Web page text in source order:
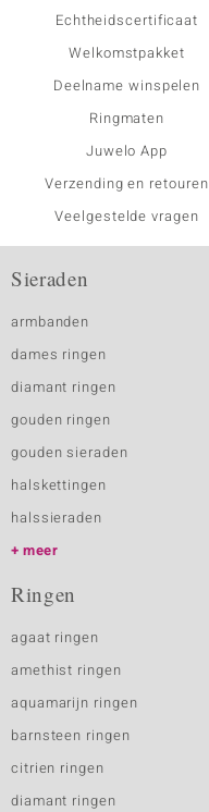
Echtheidscertificaat
Welkomstpakket
Deelname winspelen
Ringmaten
Juwelo App
Verzending en retouren
Veelgestelde vragen
Sieraden
armbanden
dames ringen
diamant ringen
gouden ringen
gouden sieraden
halskettingen
halssieraden
meer
Ringen
agaat ringen
amethist ringen
aquamarijn ringen
barnsteen ringen
citrien ringen
diamant ringen